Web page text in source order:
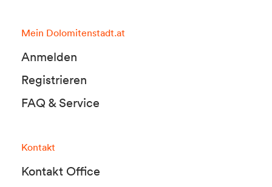
Mein Dolomitenstadt.at
Anmelden
Registrieren
FAQ & Service
Kontakt
Kontakt Office